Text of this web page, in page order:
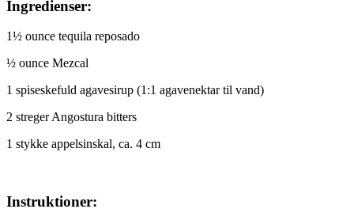
Ingredienser:
1½ ounce tequila reposado
½ ounce Mezcal
1 spiseskefuld agavesirup (1:1 agavenektar til vand)
2 streger Angostura bitters
1 stykke appelsinskal, ca. 4 cm
Instruktioner: